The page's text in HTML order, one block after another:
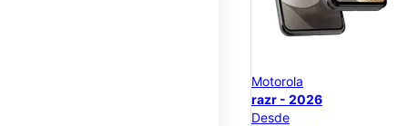
Motorola
razr - 2026
Desde